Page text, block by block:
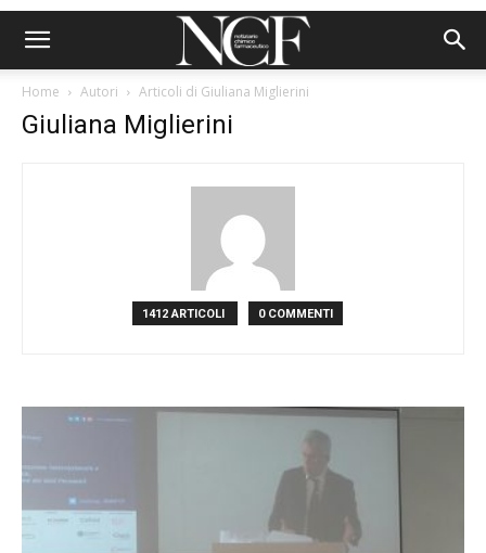
Home Autori Articoli di Giuliana Miglierini
Giuliana Miglierini
1412 ARTICOLI 0 COMMENTI